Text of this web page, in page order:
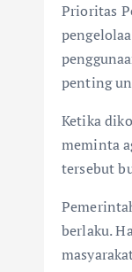
Prioritas
penting
Ketika
meminta
tersebut
berlaku.